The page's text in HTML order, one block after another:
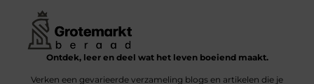
Ontdek, leer en deel wat het leven boeiend maakt.
Verken een gevarieerde verzameling blogs en artikelen die je